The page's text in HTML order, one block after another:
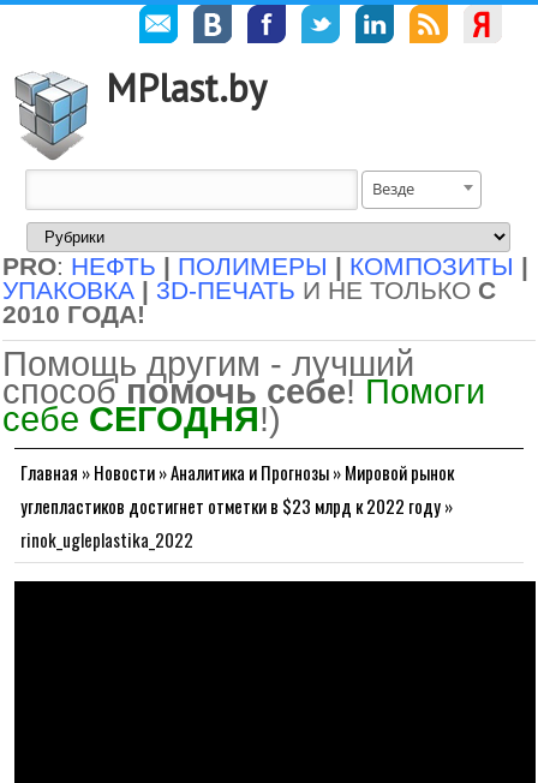
MPlast.by
Везде
PRO: НЕФТЬ | ПОЛИМЕРЫ | КОМПОЗИТЫ |
УПАКОВКА | 3D-ПЕЧАТЬ И НЕ ТОЛЬКО С
2010 ГОДА!
Помощь другим - лучший
способ помочь себе! Помоги
себе СЕГОДНЯ!)
Главная »Новости»Аналитика и Прогнозы»Мировой рынок
углепластиков достигнет отметки в $23 млрд к 2022 году»
rinok_ugleplastika_2022